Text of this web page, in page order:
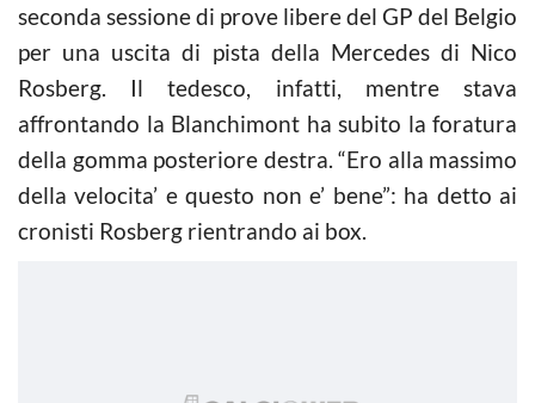
seconda sessione di prove libere del GP del Belgio
per una uscita di pista della Mercedes di Nico
Rosberg. Il tedesco, infatti, mentre stava
affrontando la Blanchimont ha subito la foratura
della gomma posteriore destra. “Ero alla massimo
della velocita’ e questo non e’ bene”: ha detto ai
cronisti Rosberg rientrando ai box.